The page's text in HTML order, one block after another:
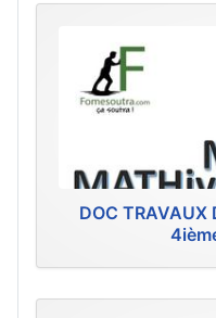
DOC TRAVAUX